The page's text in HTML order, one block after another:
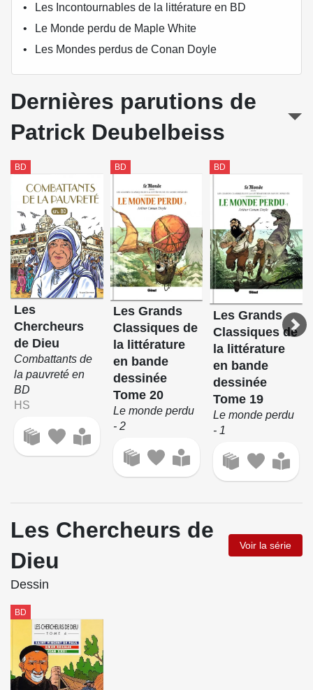
Les Incontournables de la littérature en BD
Le Monde perdu de Maple White
Les Mondes perdus de Conan Doyle
Dernières parutions de
Patrick Deubelbeiss
BD
Les
Chercheurs
de Dieu
Combattants de
la pauvreté en
BD
HS
BD
Les Grands
Classiques de
la littérature
en bande
dessinée
Tome 20
Le monde perdu
- 2
BD
Les Grands
Classiques de
la littérature
en bande
dessinée
Tome 19
Le monde perdu
- 1
Les Chercheurs de
Dieu
Voir la série
Dessin
BD